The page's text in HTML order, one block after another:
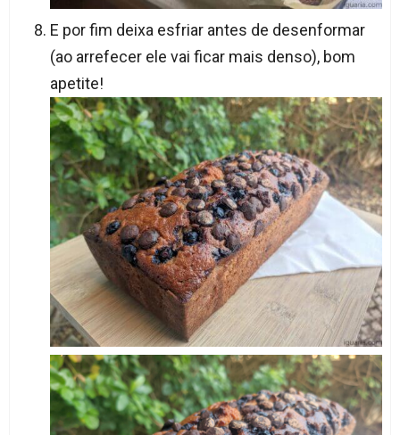
E por fim deixa esfriar antes de desenformar
(ao arrefecer ele vai ficar mais denso), bom
apetite!